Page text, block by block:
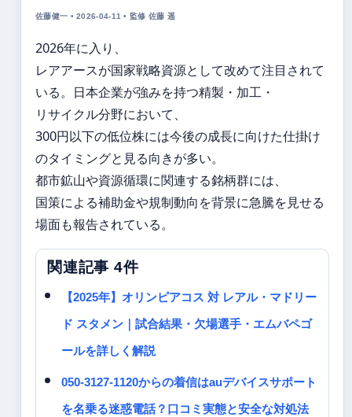
佐藤健一 • 2026-04-11 • 監修 佐藤 遥
2026年に入り、
レアアースが国家戦略資源として改めて注目されて
いる。日本企業が強みを持つ精製・加工・
リサイクル分野において、
300円以下の低位株には今後の成長に向けた仕掛け
のタイミングと見る向きが多い。
都市鉱山や資源循環に関連する銘柄群には、
国策による補助金や規制動向を背景に急騰を見せる
場面も報告されている。
関連記事 4件
【2025年】オリンピアコス 対 レアル・マドリー
ド スタメン｜試合結果・欠場選手・エムバペゴ
ールを詳しく解説
050-3127-1120からの着信はauデバイスサポート
を名乗る迷惑電話？口コミ実態と安全な対処法